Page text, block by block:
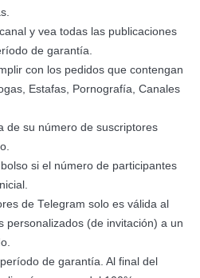
y vea todas las publicaciones
de garantía.
con los pedidos que contengan
Estafas, Pornografía, Canales
de su número de suscriptores
si el número de participantes
de Telegram solo es válida al
personalizados (de invitación) a un
de garantía. Al final del